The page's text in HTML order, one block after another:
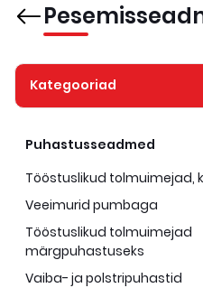
Kategooriad
Puhastusseadmed
Tööstuslikud tolmuimejad,
Veeimurid pumbaga
Tööstuslikud tolmuimejad
märgpuhastuseks
Vaiba- ja polstripuhastid